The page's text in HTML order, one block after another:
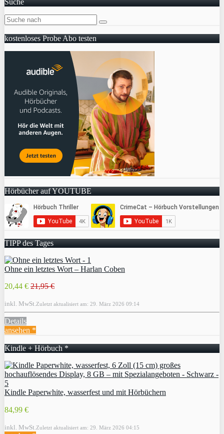
Suche
kostenloses Probe Abo testen
Hörbücher auf YOUTUBE
TIPP des Tages
Ohne ein letztes Wort – Harlan Coben
20,44 € 21,95 €
inkl. MwSt. Zuletzt aktualisiert am: 29. März 2026 09:14
Details
ansehen *
Kindle + Hörbuch *
Kindle Paperwhite, wasserfest und mit Hörbüchern
84,99 €
inkl. MwSt. Zuletzt aktualisiert am: 29. März 2026 04:15